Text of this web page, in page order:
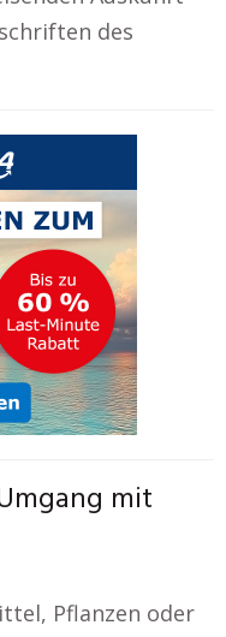
des
mit
Pflanzen oder